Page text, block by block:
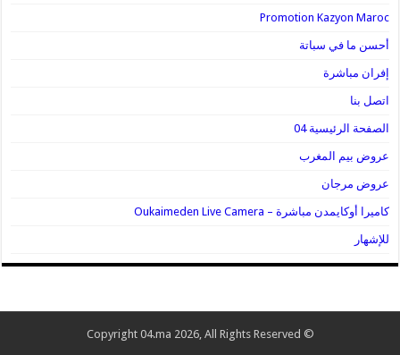
Promotion Kazyon Maroc
أحسن ما في سباتة
إفران مباشرة
اتصل بنا
الصفحة الرئيسية 04
عروض بيم المغرب
عروض مرجان
كاميرا أوكايمدن مباشرة – Oukaimeden Live Camera
للإشهار
© Copyright 04.ma 2026, All Rights Reserved